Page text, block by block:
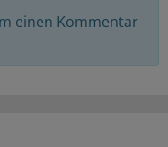
einen Kommentar